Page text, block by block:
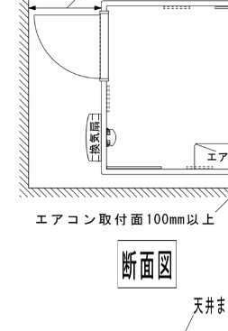
実質年率%
Please enter the security code
1 + 4 =